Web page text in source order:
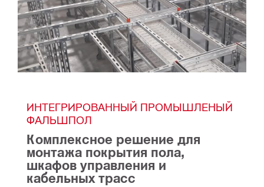
ИНТЕГРИРОВАННЫЙ ПРОМЫШЛЕНЫЙ
ФАЛЬШПОЛ
Комплексное решение для
монтажа покрытия пола,
шкафов управления и
кабельных трасс